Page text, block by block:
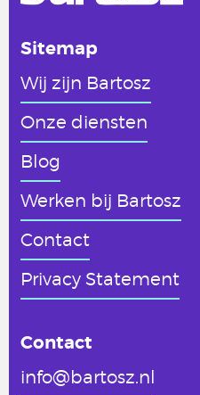
Sitemap
Wij zijn Bartosz
Onze diensten
Blog
Werken bij Bartosz
Contact
Privacy Statement
Contact
info@bartosz.nl